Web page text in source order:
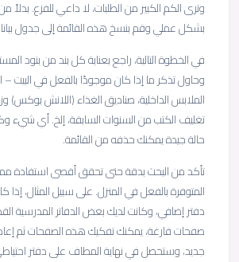
وترى الكم الكبير من الطلبات، لا داعي للفزع. بدلاً
بشكل عملي وقم بنسخ هذه القائمة إلى جدول
في الخطوة التالية، راجع بعناية كل بند من بنود
وحاول تذكر ما إذا كان موجودًا بالفعل في البيت –
الملابس الداخلية، صناديق الغذاء (اللانش بوكس)
تغليف الكتب من السنوات السابقة، إلخ. أي شيء
حالة جيدة يمكنك حذفه من القائمة.
تأكد من البحث بدقة حتى تحقق أقصى استفادة
المتوفرة بالفعل في المنزل. على سبيل المثال،
دفتر إضافي، وكانت لديك بعض الدفاتر المدرسية
صفحات فارغة، يمكنك تفكيك هذه الصفحات ثم
جديد، وستحصل في نهاية المطاف على دفتر